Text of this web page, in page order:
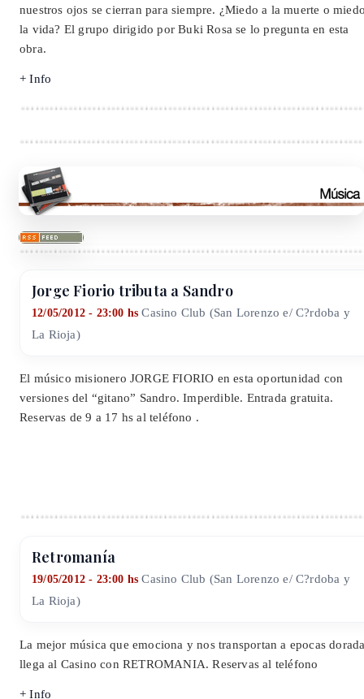
nuestros ojos se cierran para siempre. ¿Miedo a la muerte o
la vida? El grupo dirigido por Buki Rosa se lo pregunta en esta
obra.
+ Info
Jorge Fiorio tributa a Sandro
12/05/2012 - 23:00 hs Casino Club (San Lorenzo e/ C?rdoba y
La Rioja)
El músico misionero JORGE FIORIO en esta oportunidad con
versiones del “gitano” Sandro. Imperdible. Entrada gratuita.
Reservas de 9 a 17 hs al teléfono .
Retromanía
19/05/2012 - 23:00 hs Casino Club (San Lorenzo e/ C?rdoba y
La Rioja)
La mejor música que emociona y nos transportan a epocas
llega al Casino con RETROMANIA. Reservas al teléfono
+ Info